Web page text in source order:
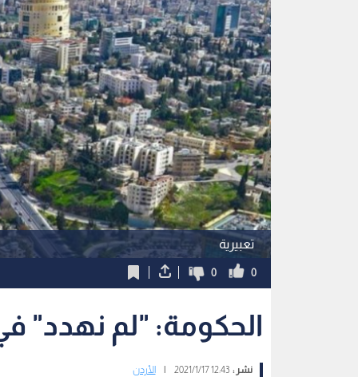
تعبيرية
0
0
الحكومة: "لم نهدد"
نشر :12:43 2021/1/17 الأردن